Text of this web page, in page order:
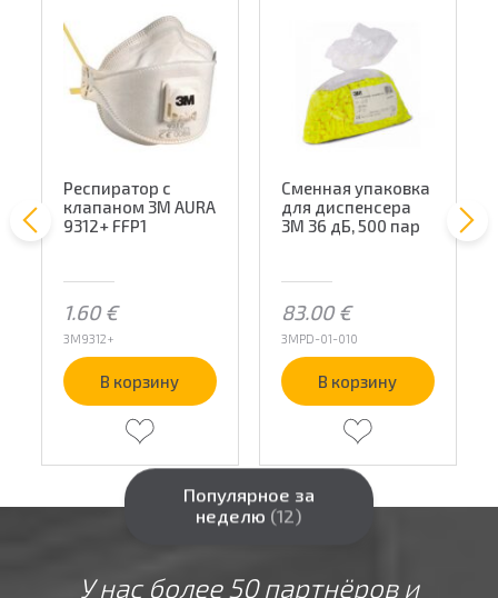
Респиратор с
клапаном 3M AURA
9312+ FFP1
1.60€
3M9312+
В корзину
Сменная упаковка
для диспенсера
3M 36 дБ, 500 пар
83.00€
3MPD-01-010
В корзину
Популярное за
неделю (12)
У нас более 50 партнёров и